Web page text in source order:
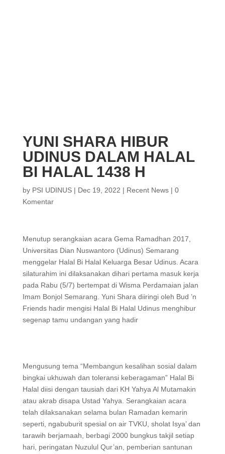
YUNI SHARA HIBUR
UDINUS DALAM HALAL
BI HALAL 1438 H
by PSI UDINUS| Dec 19, 2022 | Recent News| 0
Komentar
Menutup serangkaian acara Gema Ramadhan 2017,
Universitas Dian Nuswantoro (Udinus) Semarang
menggelar Halal Bi Halal Keluarga Besar Udinus. Acara
silaturahim ini dilaksanakan dihari pertama masuk kerja
pada Rabu (5/7) bertempat di Wisma Perdamaian jalan
Imam Bonjol Semarang. Yuni Shara diiringi oleh Bud ’n
Friends hadir mengisi Halal Bi Halal Udinus menghibur
segenap tamu undangan yang hadir
Mengusung tema “Membangun kesalihan sosial dalam
bingkai ukhuwah dan toleransi keberagaman” Halal Bi
Halal diisi dengan tausiah dari KH Yahya Al Mutamakin
atau akrab disapa Ustad Yahya. Serangkaian acara
telah dilaksanakan selama bulan Ramadan kemarin
seperti, ngabuburit spesial on air TVKU, sholat Isya’ dan
tarawih berjamaah, berbagi 2000 bungkus takjil setiap
hari, peringatan Nuzulul Qur’an, pemberian santunan